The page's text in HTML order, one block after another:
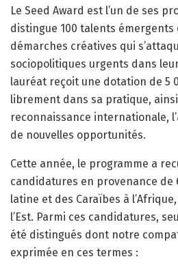
Le Seed Award est l’un de ses
distingue 100 talents émergents
démarches créatives qui
sociopolitiques urgents dans
lauréat reçoit une dotation de 5
librement dans sa pratique, ainsi
reconnaissance internationale,
de nouvelles opportunités.
Cette année, le programme a
candidatures en provenance de
latine et des Caraïbes à l’Afrique,
l’Est. Parmi ces candidatures,
été distingués dont notre
exprimée en ces termes :